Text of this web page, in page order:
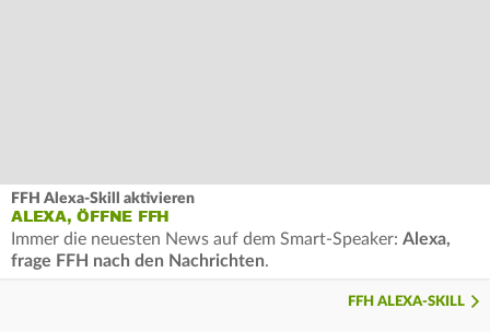
FFH Alexa-Skill aktivieren
ALEXA, ÖFFNE FFH
Immer die neuesten News auf dem Smart-Speaker: Alexa,
frage FFH nach den Nachrichten.
FFH ALEXA-SKILL